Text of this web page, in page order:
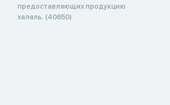
предоставляющих продукцию
халяль. (40650)